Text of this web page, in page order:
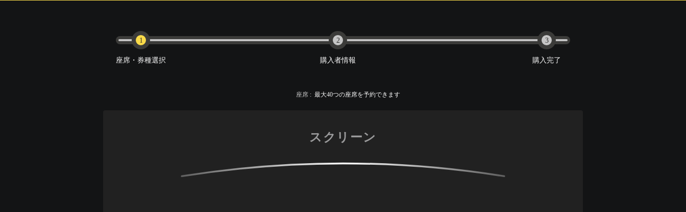
1
座席・券種選択
2
購入者情報
3
購入完了
座席 : 最大40つの座席を予約できます
スクリーン